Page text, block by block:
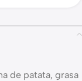
de patata, grasa